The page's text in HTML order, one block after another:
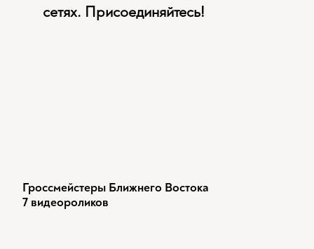
сетях. Присоединяйтесь!
Гроссмейстеры Ближнего Востока
7 видеороликов